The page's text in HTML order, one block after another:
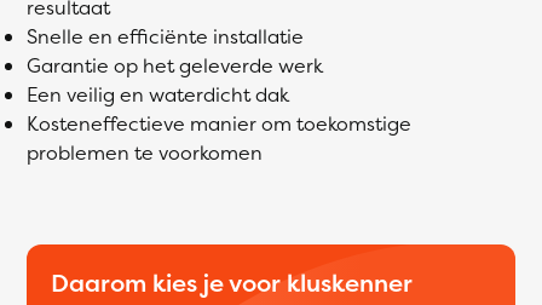
resultaat
Snelle en efficiënte installatie
Garantie op het geleverde werk
Een veilig en waterdicht dak
Kosteneffectieve manier om toekomstige
problemen te voorkomen
Daarom kies je voor kluskenner